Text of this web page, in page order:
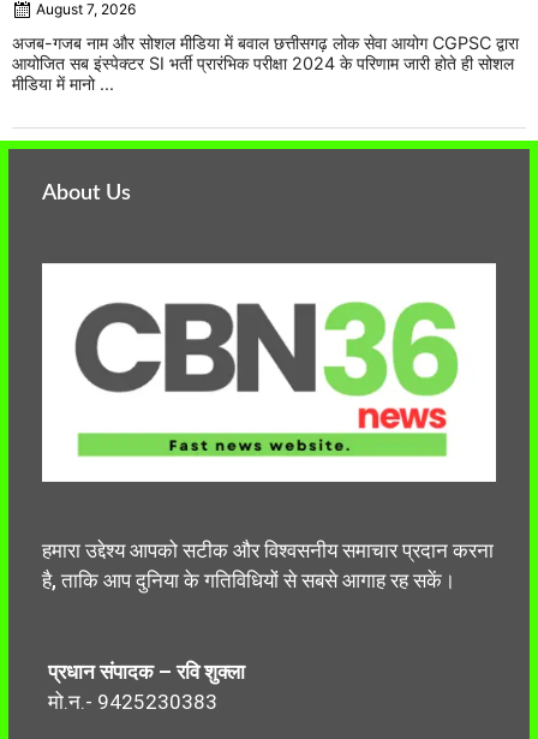
August 7, 2026
अजब-गजब नाम और सोशल मीडिया में बवाल छत्तीसगढ़ लोक सेवा आयोग CGPSC द्वारा
आयोजित सब इंस्पेक्टर SI भर्ती प्रारंभिक परीक्षा 2024 के परिणाम जारी होते ही सोशल
मीडिया में मानो ...
About Us
हमारा उद्देश्य आपको सटीक और विश्वसनीय समाचार प्रदान करना
है, ताकि आप दुनिया के गतिविधियों से सबसे आगाह रह सकें।
प्रधान संपादक – रवि शुक्ला
मो.न.- 9425230383